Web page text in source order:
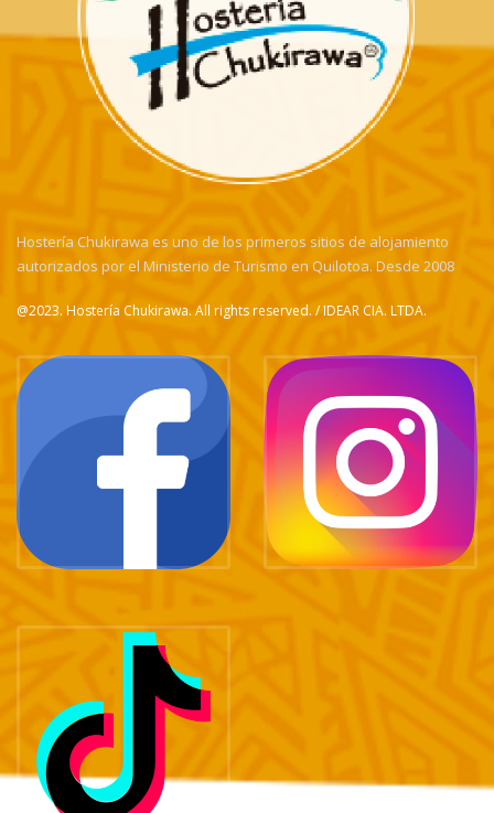
Hostería Chukirawa es uno de los primeros sitios de alojamiento
autorizados por el Ministerio de Turismo en Quilotoa. Desde 2008
@2023. Hostería Chukirawa. All rights reserved. / IDEAR CIA. LTDA.